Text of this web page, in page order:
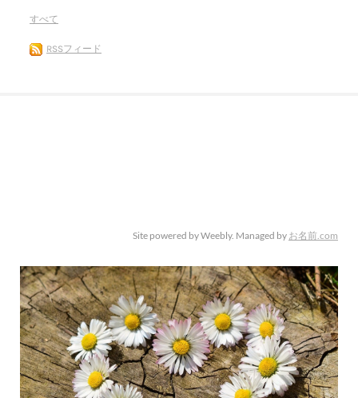
すべて
RSSフィード
Site powered by Weebly. Managed by お名前.com